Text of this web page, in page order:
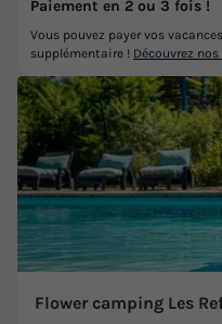
Flower camping Les
Paiement en 2 ou 3 fois !
Vous pouvez payer vos
supplémentaire ! Découvrez